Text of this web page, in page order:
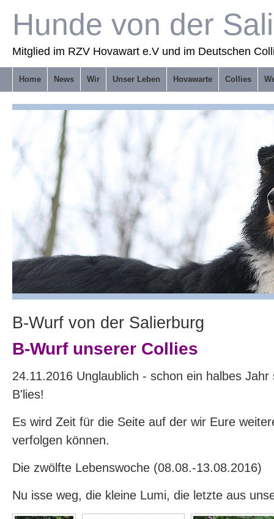
Hunde von der
Mitglied im RZV Hovawart e.V und im Deutschen
Home News Wir Unser Leben Hovawarte Collies
B-Wurf von der Salierburg
B-Wurf unserer Collies
24.11.2016 Unglaublich - schon ein halbes
B'lies!
Es wird Zeit für die Seite auf der wir Eure
verfolgen können.
Die zwölfte Lebenswoche (08.08.-13.08.2016)
Nu isse weg, die kleine Lumi, die letzte aus